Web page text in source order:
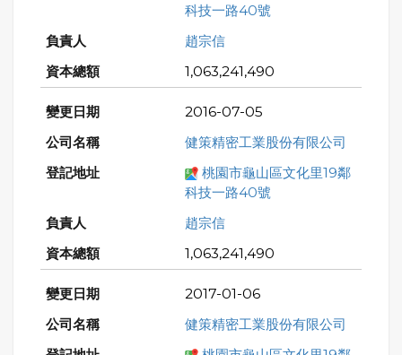
科技一路40號
趙宗信
1,063,241,490
2016-07-05
健策精密工業股份有限公司
桃園市龜山區文化里19鄰
科技一路40號
趙宗信
1,063,241,490
2017-01-06
健策精密工業股份有限公司